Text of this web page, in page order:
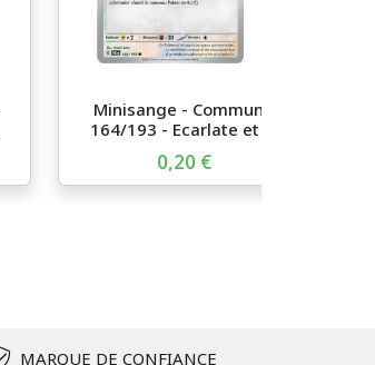
Minisange - Commune
164/193 - Ecarlate et ...
0,20 €
MARQUE DE CONFIANCE